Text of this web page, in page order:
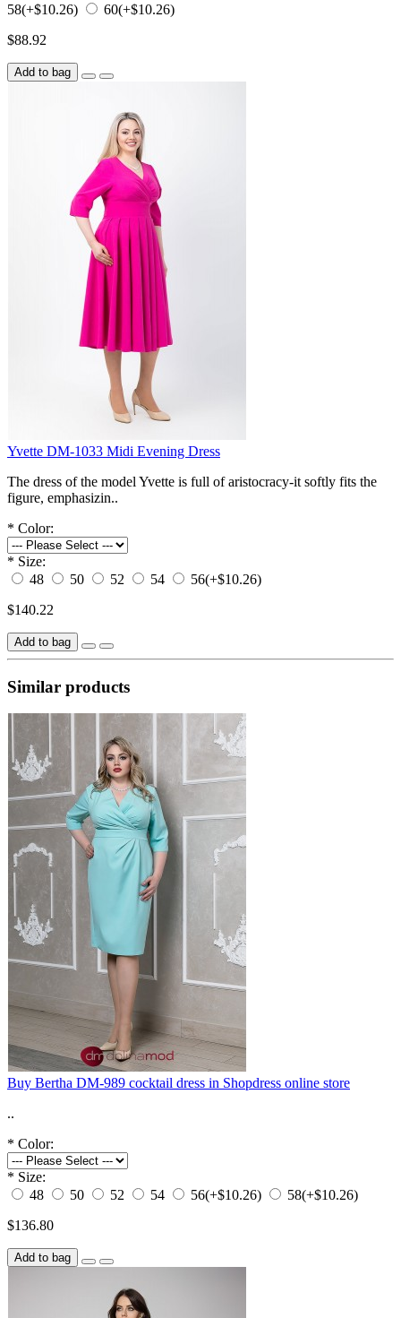
58(+$10.26) 60(+$10.26)
$88.92
Add to bag
Yvette DM-1033 Midi Evening Dress
The dress of the model Yvette is full of aristocracy-it softly fits the
figure, emphasizin..
* Color:
* Size:
48
50 52 54 56(+$10.26)
$140.22
Add to bag
Similar products
Buy Bertha DM-989 cocktail dress in Shopdress online store
..
* Color:
* Size:
48
50 52 54 56(+$10.26) 58(+$10.26)
$136.80
Add to bag